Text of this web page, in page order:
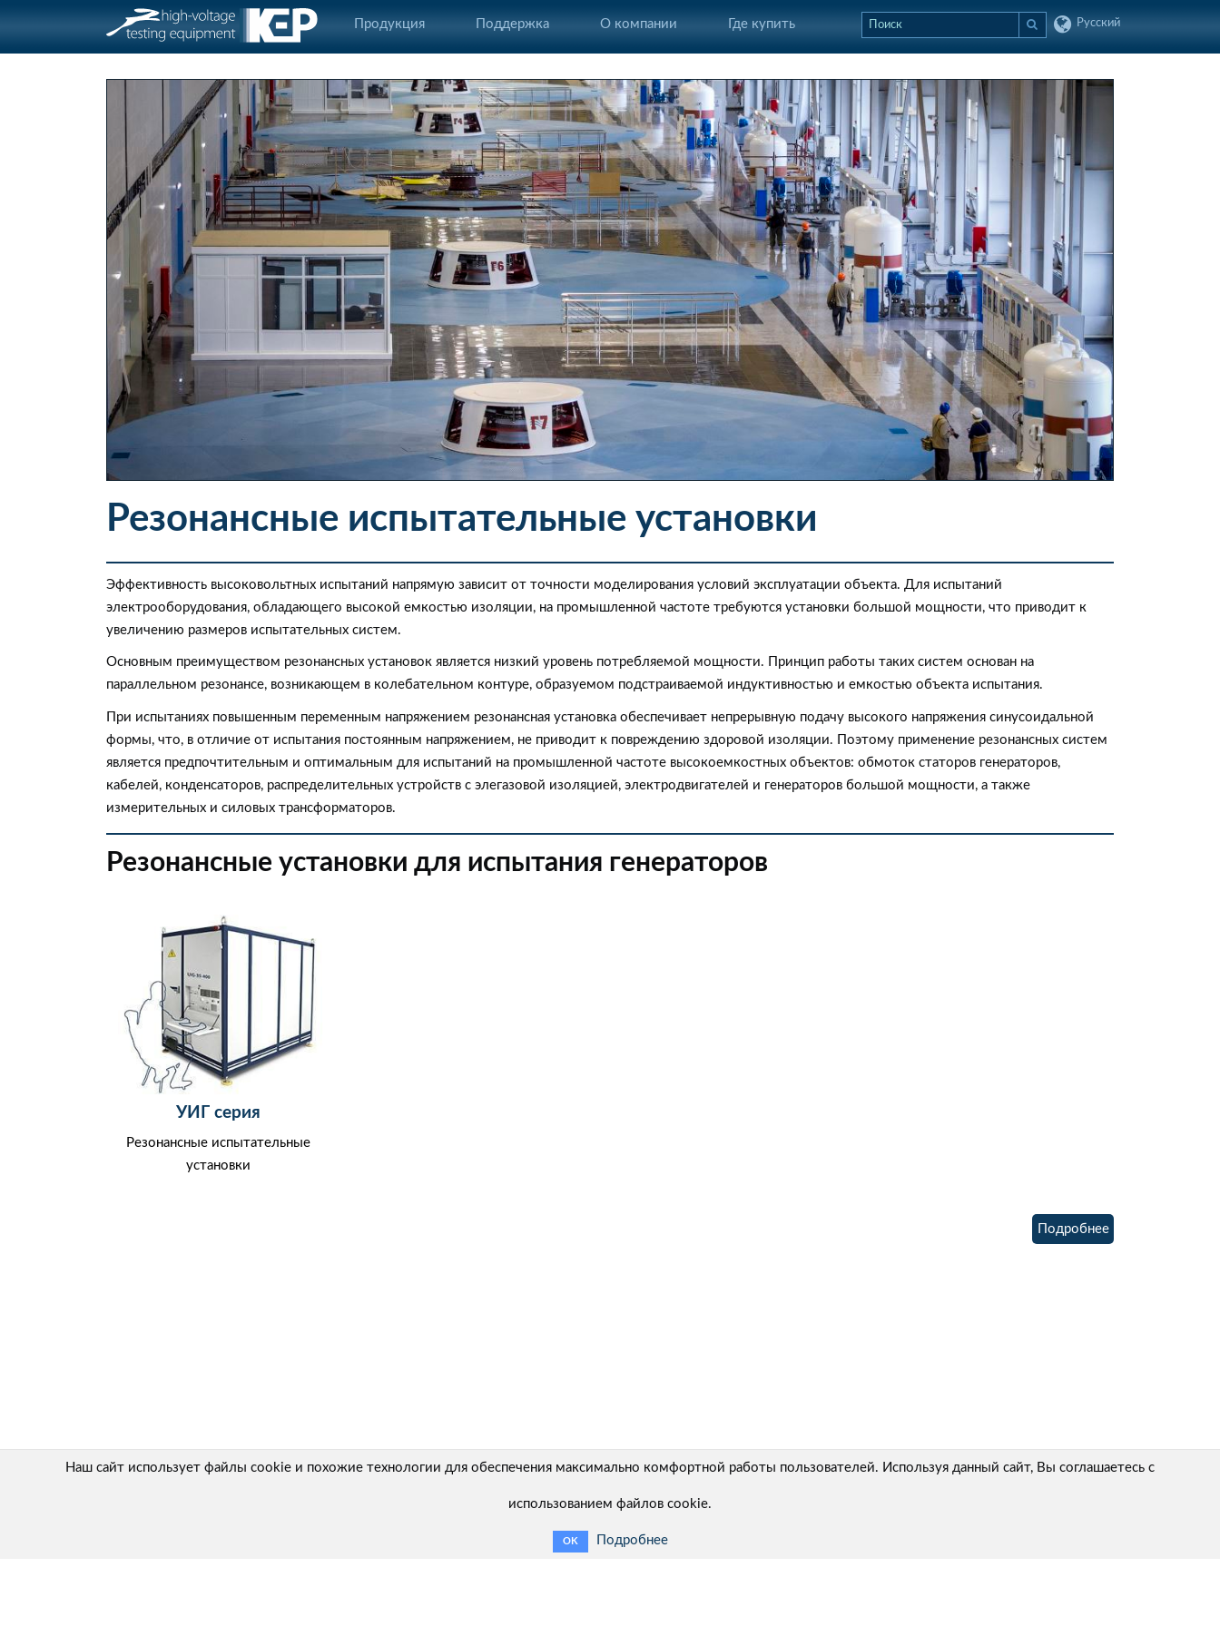
Продукция Поддержка О компании Где купить Русский
Резонансные испытательные установки
Эффективность высоковольтных испытаний напрямую зависит от точности моделирования условий эксплуатации объекта. Для испытаний
электрооборудования, обладающего высокой емкостью изоляции, на промышленной частоте требуются установки большой мощности, что приводит к
увеличению размеров испытательных систем.
Основным преимуществом резонансных установок является низкий уровень потребляемой мощности. Принцип работы таких систем основан на
параллельном резонансе, возникающем в колебательном контуре, образуемом подстраиваемой индуктивностью и емкостью объекта испытания.
При испытаниях повышенным переменным напряжением резонансная установка обеспечивает непрерывную подачу высокого напряжения синусоидальной
формы, что, в отличие от испытания постоянным напряжением, не приводит к повреждению здоровой изоляции. Поэтому применение резонансных систем
является предпочтительным и оптимальным для испытаний на промышленной частоте высокоемкостных объектов: обмоток статоров генераторов,
кабелей, конденсаторов, распределительных устройств с элегазовой изоляцией, электродвигателей и генераторов большой мощности, а также
измерительных и силовых трансформаторов.
Резонансные установки для испытания генераторов
УИГ серия
Резонансные испытательные
установки
Подробнее
Наш сайт использует файлы cookie и похожие технологии для обеспечения максимально комфортной работы пользователей. Используя данный сайт, Вы соглашаетесь с
использованием файлов cookie.
OK Подробнее